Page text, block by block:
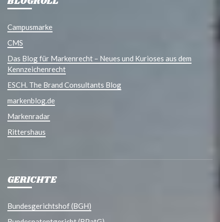
Campusmarke
CMS
Das Blog für Markenrecht – Neues und Kurioses aus dem
Kennzeichenrecht
ESCH. The Brand Consultants Blog
markenblog.de
Markenradar
Rittershaus
GERICHTE
Bundesgerichtshof (BGH)